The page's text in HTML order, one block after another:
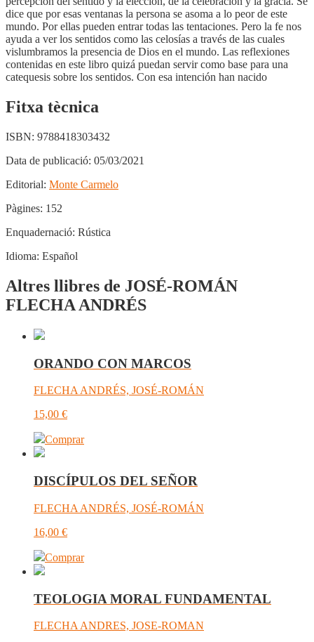
dice que por esas ventanas la persona se asoma a lo peor de este
mundo. Por ellas pueden entrar todas las tentaciones. Pero la fe nos
ayuda a ver los sentidos como las celosías a través de las cuales
vislumbramos la presencia de Dios en el mundo. Las reflexiones
contenidas en este libro quizá puedan servir como base para una
catequesis sobre los sentidos. Con esa intención han nacido
Fitxa tècnica
ISBN: 9788418303432
Data de publicació: 05/03/2021
Editorial: Monte Carmelo
Pàgines: 152
Enquadernació: Rústica
Idioma: Español
Altres llibres de JOSÉ-ROMÁN
FLECHA ANDRÉS
ORANDO CON MARCOS
FLECHA ANDRÉS, JOSÉ-ROMÁN
15,00 €
Comprar
DISCÍPULOS DEL SEÑOR
FLECHA ANDRÉS, JOSÉ-ROMÁN
16,00 €
Comprar
TEOLOGIA MORAL FUNDAMENTAL
FLECHA ANDRES, JOSE-ROMAN